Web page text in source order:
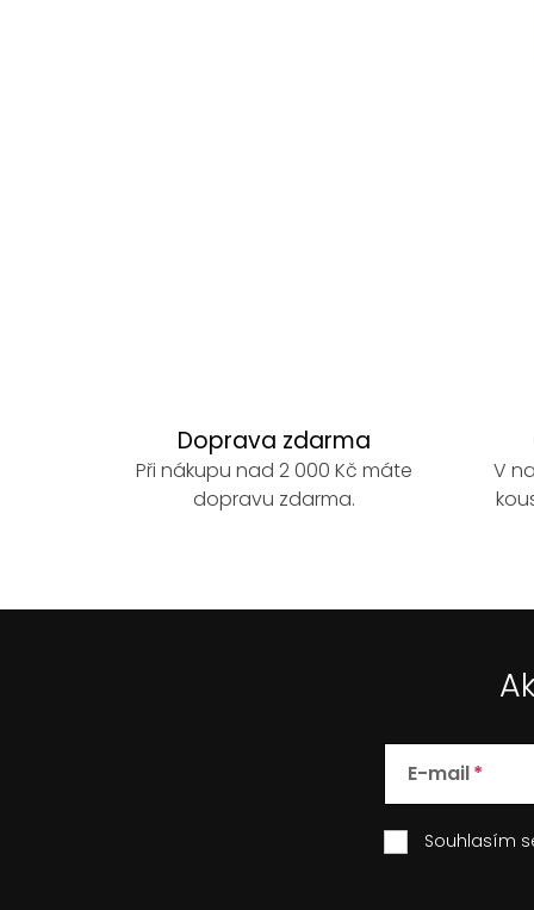
Doprava zdarma
Při nákupu nad 2 000 Kč máte
dopravu zdarma.
V
E-mail
Souhlasím